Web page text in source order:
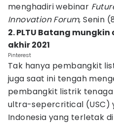
menghadiri webinar
Innovation Forum, Senin
2. PLTU Batang
akhir 2021
Pinterest
Tak hanya pembangkit
juga saat ini tengah
pembangkit listrik
ultra-sepercritical (USC)
Indonesia yang terletak